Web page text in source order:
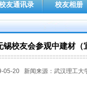
友通讯录 校友相册
校友会参观中建材（
20 新闻来源：武汉理工大